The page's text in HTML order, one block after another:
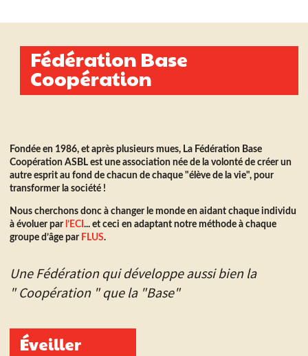
Fédération Base
Coopération
Fondée en 1986, et après plusieurs mues, La Fédération Base
Coopération ASBL est une association née de la volonté de créer un
autre esprit au fond de chacun de chaque "élève de la vie", pour
transformer la société !
Nous cherchons donc à changer le monde en aidant chaque individu
à évoluer par l’ECI ... et ceci en adaptant notre méthode à chaque
groupe d’âge par FLUS.
Une Fédération qui développe aussi bien la
" Coopération " que la "Base"
Éveiller